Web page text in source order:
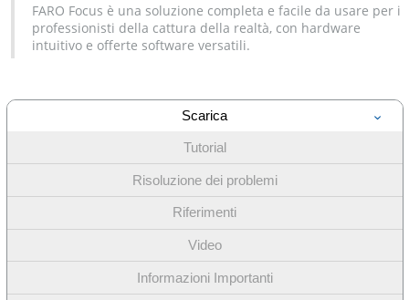
FARO Focus è una soluzione completa e facile da usare per i
professionisti della cattura della realtà, con hardware
intuitivo e offerte software versatili.
Scarica
Tutorial
Risoluzione dei problemi
Riferimenti
Video
Informazioni Importanti